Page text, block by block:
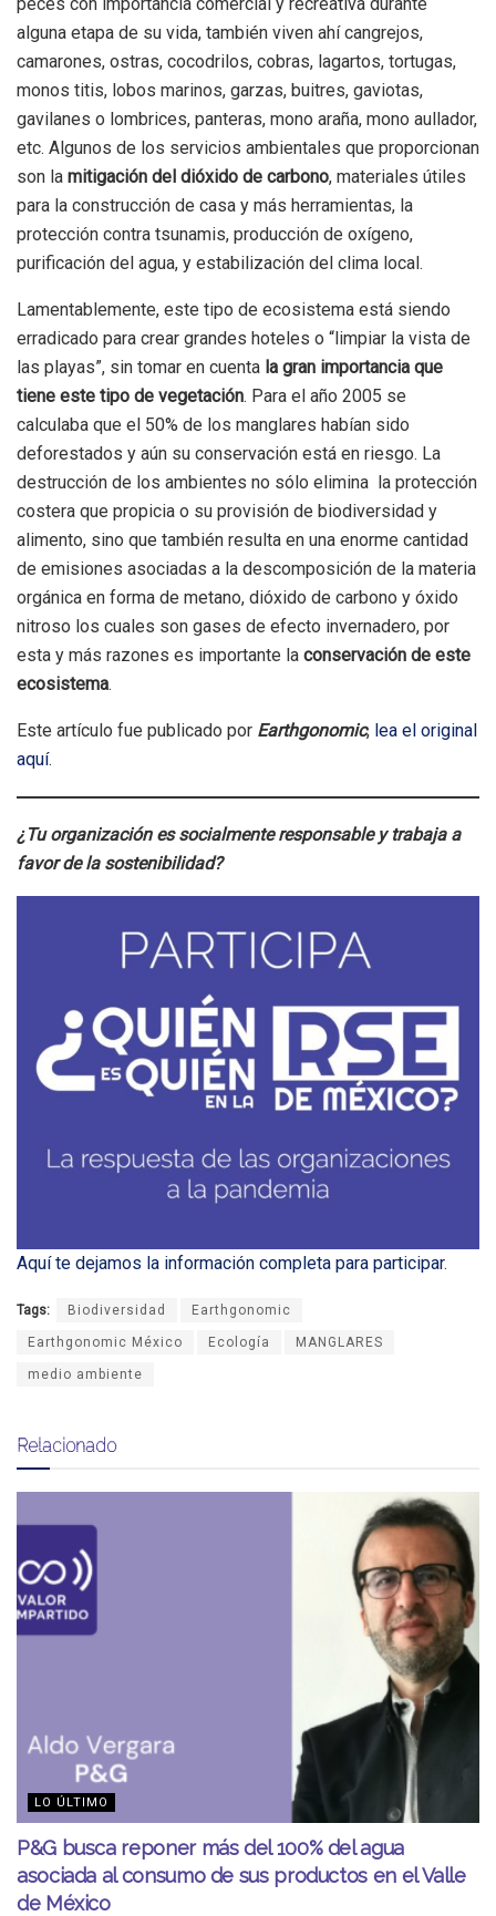
alguna etapa de su vida, también viven ahí cangrejos,
camarones, ostras, cocodrilos, cobras, lagartos, tortugas,
monos titis, lobos marinos, garzas, buitres, gaviotas,
gavilanes o lombrices, panteras, mono araña, mono aullador,
etc. Algunos de los servicios ambientales que proporcionan
son la mitigación del dióxido de carbono, materiales útiles
para la construcción de casa y más herramientas, la
protección contra tsunamis, producción de oxígeno,
purificación del agua, y estabilización del clima local.
Lamentablemente, este tipo de ecosistema está siendo
erradicado para crear grandes hoteles o “limpiar la vista de
las playas”, sin tomar en cuenta la gran importancia que
tiene este tipo de vegetación. Para el año 2005 se
calculaba que el 50% de los manglares habían sido
deforestados y aún su conservación está en riesgo. La
destrucción de los ambientes no sólo elimina la protección
costera que propicia o su provisión de biodiversidad y
alimento, sino que también resulta en una enorme cantidad
de emisiones asociadas a la descomposición de la materia
orgánica en forma de metano, dióxido de carbono y óxido
nitroso los cuales son gases de efecto invernadero, por
esta y más razones es importante la conservación de este
ecosistema.
Este artículo fue publicado por Earthgonomic, lea el original
aquí.
¿Tu organización es socialmente responsable y trabaja a
favor de la sostenibilidad?
Aquí te dejamos la información completa para participar.
Tags: Biodiversidad Earthgonomic
Earthgonomic México Ecología MANGLARES
medio ambiente
Relacionado
LO ÚLTIMO
P&G busca reponer más del 100% del agua
asociada al consumo de sus productos en el Valle
de México